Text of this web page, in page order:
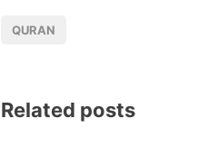
QURAN
Related posts